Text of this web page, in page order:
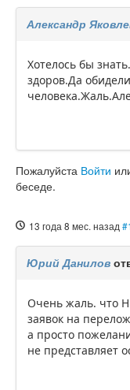
Александр
Хотелось бы
здоров.Да
Пожалуйста Войти
беседе.
13 года 8 мес. назад
Юрий Данилов
Очень жаль. что
заявок на
а просто
не представляет